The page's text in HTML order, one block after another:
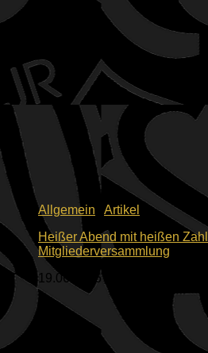
Allgemein
Artikel
Heißer Abend mit heißen
Mitgliederversammlung
19.06.2026